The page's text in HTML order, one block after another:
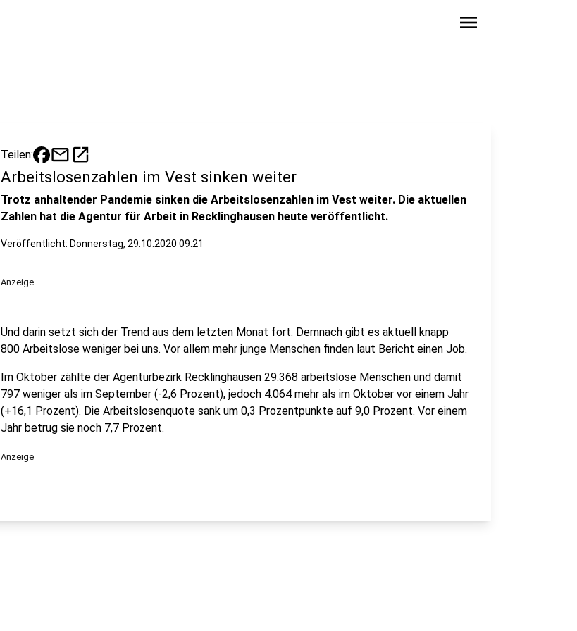
menu
Teilen: mailopen_in_new
Arbeitslosenzahlen im Vest sinken weiter
Trotz anhaltender Pandemie sinken die Arbeitslosenzahlen im Vest weiter. Die aktuellen
Zahlen hat die Agentur für Arbeit in Recklinghausen heute veröffentlicht.
Veröffentlicht: Donnerstag, 29.10.2020 09:21
Anzeige
Und darin setzt sich der Trend aus dem letzten Monat fort. Demnach gibt es aktuell knapp
800 Arbeitslose weniger bei uns. Vor allem mehr junge Menschen finden laut Bericht einen Job.
Im Oktober zählte der Agenturbezirk Recklinghausen 29.368 arbeitslose Menschen und damit
797 weniger als im September (-2,6 Prozent), jedoch 4.064 mehr als im Oktober vor einem Jahr
(+16,1 Prozent). Die Arbeitslosenquote sank um 0,3 Prozentpunkte auf 9,0 Prozent. Vor einem
Jahr betrug sie noch 7,7 Prozent.
Anzeige